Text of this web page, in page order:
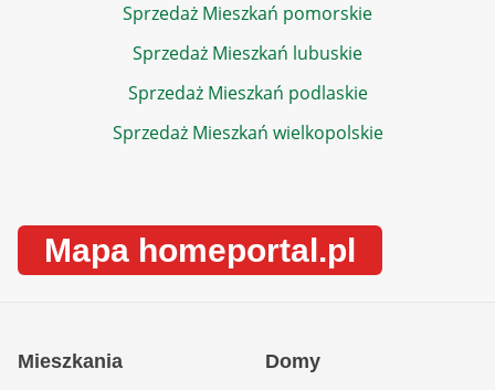
Sprzedaż Mieszkań pomorskie
Sprzedaż Mieszkań lubuskie
Sprzedaż Mieszkań podlaskie
Sprzedaż Mieszkań wielkopolskie
Mapa homeportal.pl
Mieszkania Domy